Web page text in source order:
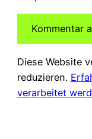
Diese Website
reduzieren.
verarbeitet